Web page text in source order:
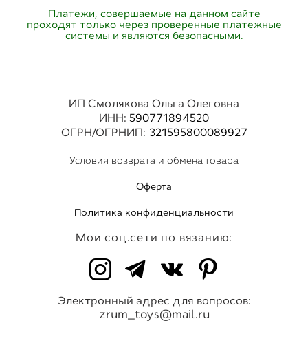
Платежи, совершаемые на данном сайте
проходят только через проверенные платежные
системы и являются безопасными.
ИП Смолякова Ольга Олеговна
ИНН: 590771894520
ОГРН/ОГРНИП: 321595800089927
Условия возврата и обмена товара
Оферта
Политика конфиденциальности
Мои соц.сети по вязанию:
Электронный адрес для вопросов:
zrum_toys@mail.ru